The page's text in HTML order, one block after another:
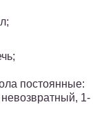
постоянные:
1-